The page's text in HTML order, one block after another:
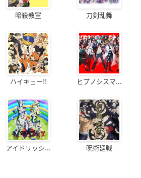
Vol.8」まで収録計322P
ちらから
Edition VIII
暗殺教室 刀剣乱舞
ハイキュー!! ヒプノシスマ...
アイドリッシ... 呪術廻戦